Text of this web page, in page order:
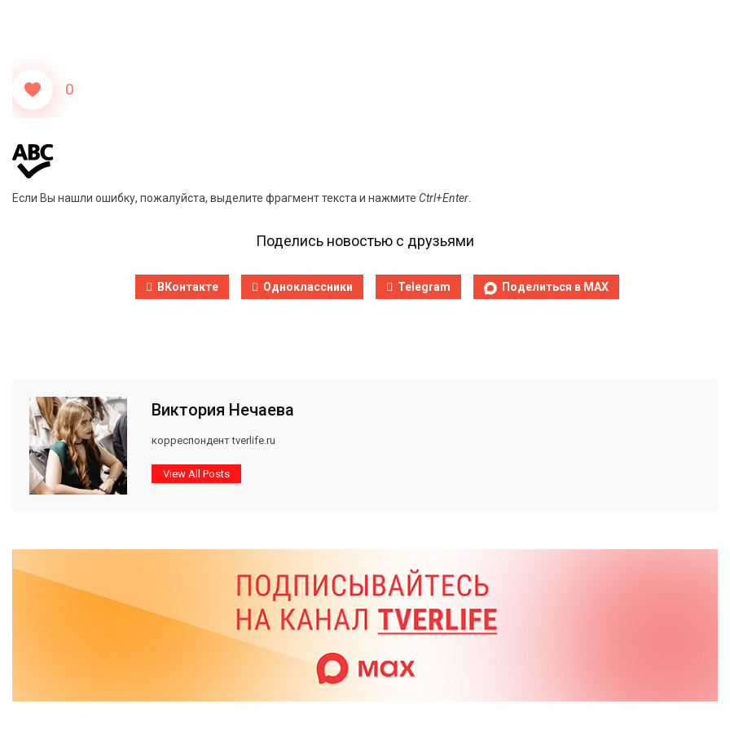
0
Если Вы нашли ошибку, пожалуйста, выделите фрагмент текста и нажмите Ctrl+Enter.
Поделись новостью с друзьями
ВКонтакте Одноклассники Telegram Поделиться в MAX
Виктория Нечаева
корреспондент tverlife.ru
View All Posts